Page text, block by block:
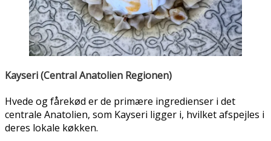
Kayseri (Central Anatolien Regionen)
Hvede og fårekød er de primære ingredienser i det
centrale Anatolien, som Kayseri ligger i, hvilket afspejles i
deres lokale køkken.